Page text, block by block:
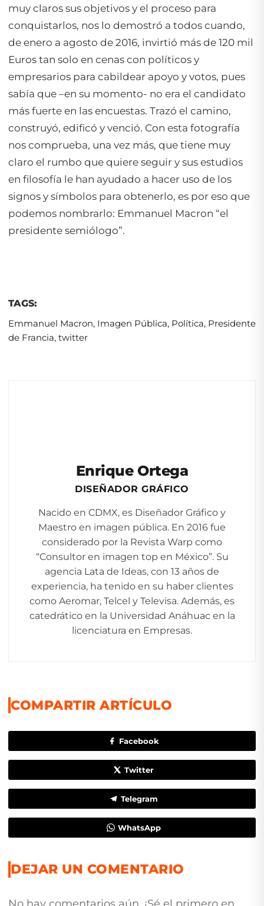
muy claros sus objetivos y el proceso para
conquistarlos, nos lo demostró a todos cuando,
de enero a agosto de 2016, invirtió más de 120 mil
Euros tan solo en cenas con políticos y
empresarios para cabildear apoyo y votos, pues
sabía que –en su momento- no era el candidato
más fuerte en las encuestas. Trazó el camino,
construyó, edificó y venció. Con esta fotografía
nos comprueba, una vez más, que tiene muy
claro el rumbo que quiere seguir y sus estudios
en filosofía le han ayudado a hacer uso de los
signos y símbolos para obtenerlo, es por eso que
podemos nombrarlo: Emmanuel Macron “el
presidente semiólogo”.
TAGS:
Emmanuel Macron, Imagen Pública, Política, Presidente
de Francia, twitter
Enrique Ortega
DISEÑADOR GRÁFICO
Nacido en CDMX, es Diseñador Gráfico y
Maestro en imagen pública. En 2016 fue
considerado por la Revista Warp como
“Consultor en imagen top en México”. Su
agencia Lata de Ideas, con 13 años de
experiencia, ha tenido en su haber clientes
como Aeromar, Telcel y Televisa. Además, es
catedrático en la Universidad Anáhuac en la
licenciatura en Empresas.
COMPARTIR ARTÍCULO
Facebook
Twitter
Telegram
WhatsApp
DEJAR UN COMENTARIO